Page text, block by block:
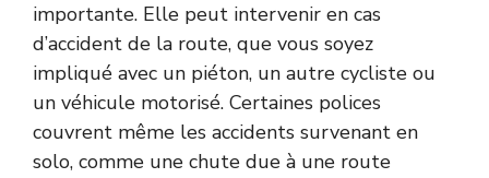
importante. Elle peut intervenir en cas
d’accident de la route, que vous soyez
impliqué avec un piéton, un autre cycliste ou
un véhicule motorisé. Certaines polices
couvrent même les accidents survenant en
solo, comme une chute due à une route